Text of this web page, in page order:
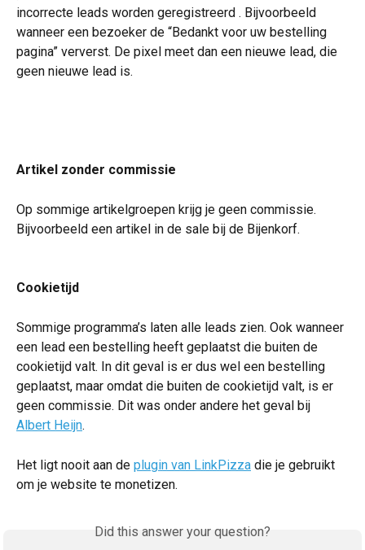
incorrecte leads worden geregistreerd . Bijvoorbeeld
wanneer een bezoeker de “Bedankt voor uw bestelling
pagina” ververst. De pixel meet dan een nieuwe lead, die
geen nieuwe lead is.
Artikel zonder commissie
Op sommige artikelgroepen krijg je geen commissie.
Bijvoorbeeld een artikel in de sale bij de Bijenkorf.
Cookietijd
Sommige programma’s laten alle leads zien. Ook wanneer
een lead een bestelling heeft geplaatst die buiten de
cookietijd valt. In dit geval is er dus wel een bestelling
geplaatst, maar omdat die buiten de cookietijd valt, is er
geen commissie. Dit was onder andere het geval bij
Albert Heijn.
Het ligt nooit aan de plugin van LinkPizza die je gebruikt
om je website te monetizen.
Did this answer your question?